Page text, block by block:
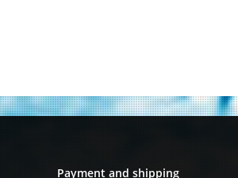
Payment and shipping